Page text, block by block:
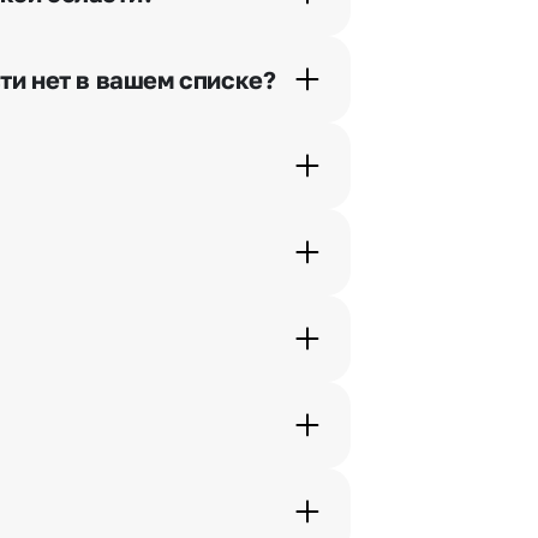
нет в вашем списке?